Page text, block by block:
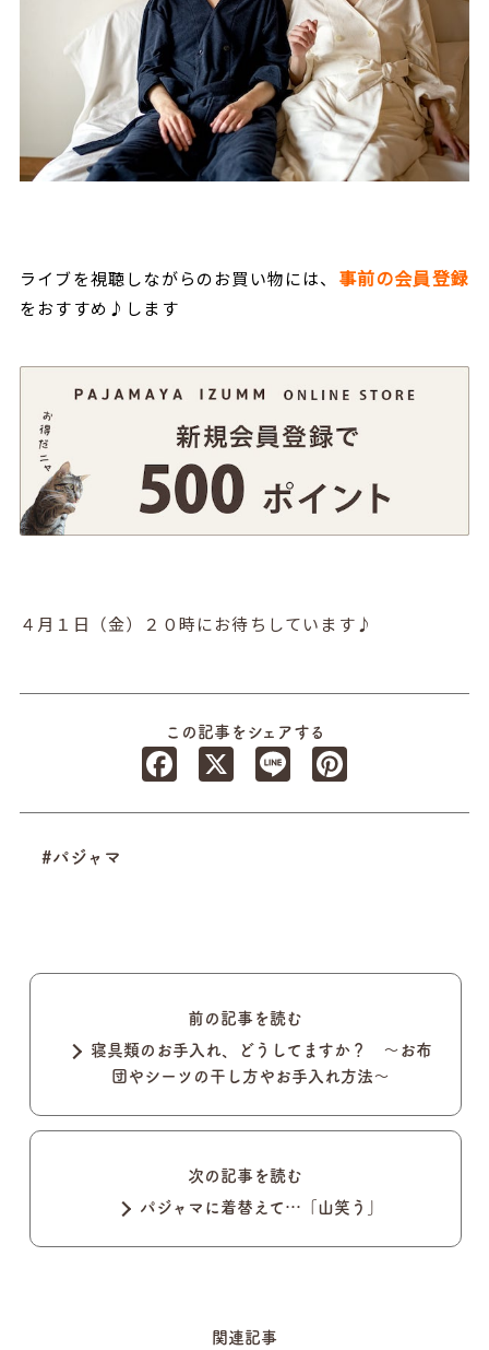
ライブを視聴しながらのお買い物には、 事前の会員登録
をおすすめ♪します
４月１日（金）２０時にお待ちしています♪
この記事をシェアする
Facebook
Line
#パジャマ
前の記事を読む
寝具類のお手入れ、どうしてますか？ 〜お布
団やシーツの干し方やお手入れ方法〜
次の記事を読む
パジャマに着替えて…「山笑う」
関連記事